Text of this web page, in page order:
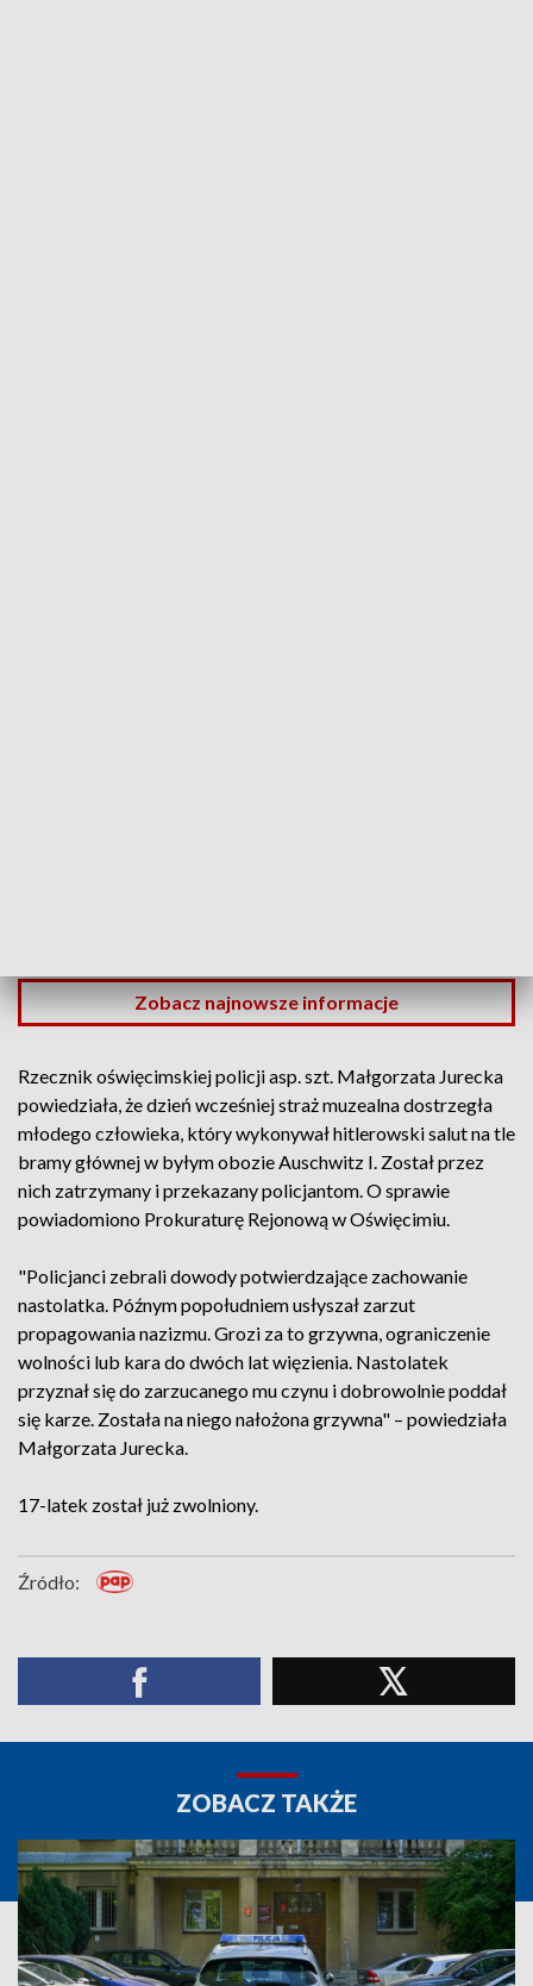
Zobacz najnowsze informacje
Rzecznik oświęcimskiej policji asp. szt. Małgorzata Jurecka
powiedziała, że dzień wcześniej straż muzealna dostrzegła
młodego człowieka, który wykonywał hitlerowski salut na tle
bramy głównej w byłym obozie Auschwitz I. Został przez
nich zatrzymany i przekazany policjantom. O sprawie
powiadomiono Prokuraturę Rejonową w Oświęcimiu.
"Policjanci zebrali dowody potwierdzające zachowanie
nastolatka. Późnym popołudniem usłyszał zarzut
propagowania nazizmu. Grozi za to grzywna, ograniczenie
wolności lub kara do dwóch lat więzienia. Nastolatek
przyznał się do zarzucanego mu czynu i dobrowolnie poddał
się karze. Została na niego nałożona grzywna" – powiedziała
Małgorzata Jurecka.
17-latek został już zwolniony.
Źródło:
ZOBACZ TAKŻE